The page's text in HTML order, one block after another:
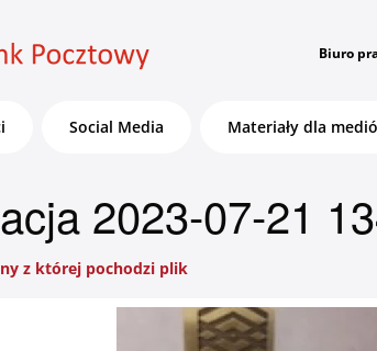
Biuro
dla Klientów
małych firm i
Social Media Materiały dla
2023-07-21
z której pochodzi plik